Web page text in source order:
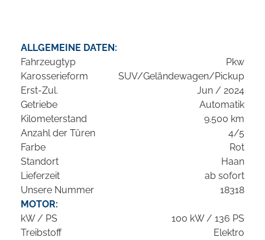
ALLGEMEINE DATEN:
Fahrzeugtyp
Pkw
Karosserieform
SUV/Geländewagen/Pickup
Erst-Zul.
Jun / 2024
Getriebe
Automatik
Kilometerstand
9.500 km
Anzahl der Türen
4/5
Farbe
Rot
Standort
Haan
Lieferzeit
ab sofort
Unsere Nummer
18318
MOTOR:
kW / PS
100 kW / 136 PS
Treibstoff
Elektro